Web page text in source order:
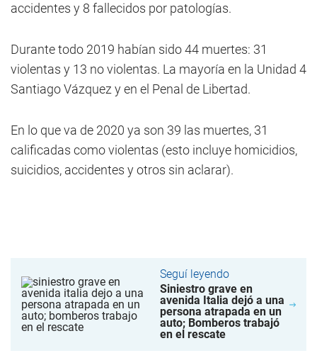
accidentes y 8 fallecidos por patologías.
Durante todo 2019 habían sido 44 muertes: 31
violentas y 13 no violentas. La mayoría en la Unidad 4
Santiago Vázquez y en el Penal de Libertad.
En lo que va de 2020 ya son 39 las muertes, 31
calificadas como violentas (esto incluye homicidios,
suicidios, accidentes y otros sin aclarar).
Seguí leyendo
Siniestro grave en
avenida Italia dejó a una
persona atrapada en un
auto; Bomberos trabajó
en el rescate